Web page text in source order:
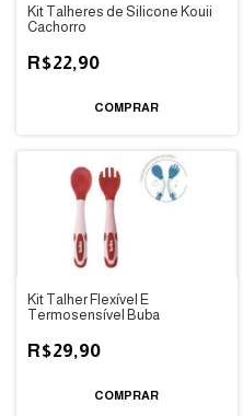
Kit Talheres de Silicone Kouii
Cachorro
R$22,90
Kit Talher Flexível E
Termosensível Buba
R$29,90
COMPRAR